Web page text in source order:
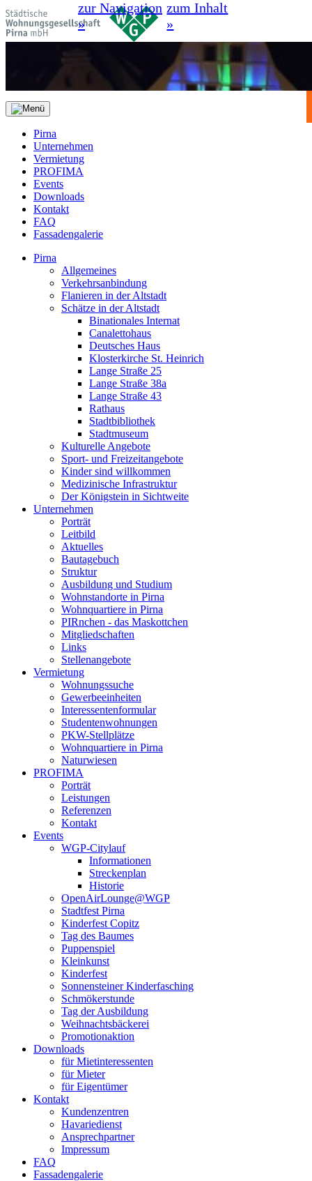
zur Navigation
»
zum Inhalt
»
Pirna
Unternehmen
Vermietung
PROFIMA
Events
Downloads
Kontakt
FAQ
Fassadengalerie
Pirna
Allgemeines
Verkehrsanbindung
Flanieren in der Altstadt
Schätze in der Altstadt
Binationales Internat
Canalettohaus
Deutsches Haus
Klosterkirche St. Heinrich
Lange Straße 25
Lange Straße 38a
Lange Straße 43
Rathaus
Stadtbibliothek
Stadtmuseum
Kulturelle Angebote
Sport- und Freizeitangebote
Kinder sind willkommen
Medizinische Infrastruktur
Der Königstein in Sichtweite
Unternehmen
Porträt
Leitbild
Aktuelles
Bautagebuch
Struktur
Ausbildung und Studium
Wohnstandorte in Pirna
Wohnquartiere in Pirna
PIRnchen - das Maskottchen
Mitgliedschaften
Links
Stellenangebote
Vermietung
Wohnungssuche
Gewerbeeinheiten
Interessentenformular
Studentenwohnungen
PKW-Stellplätze
Wohnquartiere in Pirna
Naturwiesen
PROFIMA
Porträt
Leistungen
Referenzen
Kontakt
Events
WGP-Citylauf
Informationen
Streckenplan
Historie
OpenAirLounge@WGP
Stadtfest Pirna
Kinderfest Copitz
Tag des Baumes
Puppenspiel
Kleinkunst
Kinderfest
Sonnensteiner Kinderfasching
Schmökerstunde
Tag der Ausbildung
Weihnachtsbäckerei
Promotionaktion
Downloads
für Mietinteressenten
für Mieter
für Eigentümer
Kontakt
Kundenzentren
Havariedienst
Ansprechpartner
Impressum
FAQ
Fassadengalerie